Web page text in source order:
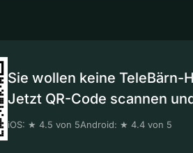
Sie wollen keine TeleBärn-
Jetzt QR-Code scannen
iOS: ★ 4.5 von 5Android: ★ 4.4 von 5